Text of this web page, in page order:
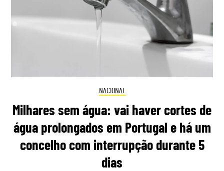
NACIONAL
Milhares sem água: vai haver cortes de
água prolongados em Portugal e há um
concelho com interrupção durante 5
dias